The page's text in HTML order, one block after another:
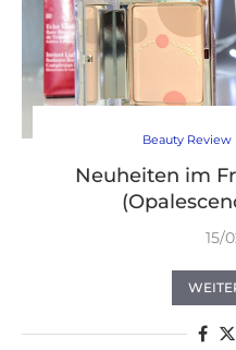
Beauty Review
Neuheiten im
15/